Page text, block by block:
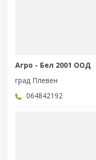
Агро - Бел 2001 ООД
град Плевен
064842192